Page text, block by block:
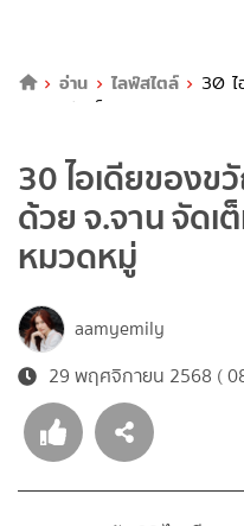
อ่าน
ไลฟ์สไตล์
30 ไ
จ.จาน จัดเต็ม หลากราคา หลา
30 ไอเดียของ
ด้วย จ.จาน จัดเ
หมวดหมู่
aamyemily
29 พฤศจิกายน 2568 (